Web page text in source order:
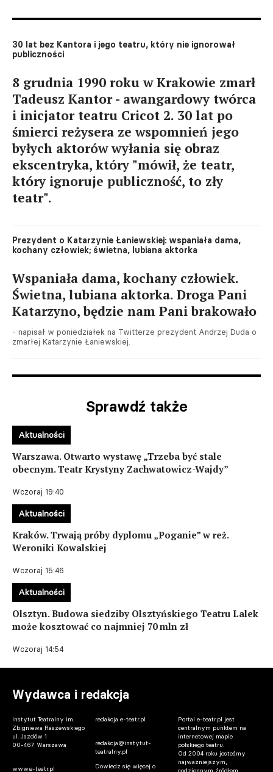
30 lat bez Kantora i jego teatru, który nie ignorował
publiczności
8 grudnia 1990 roku w Krakowie zmarł
Tadeusz Kantor - awangardowy twórca
i inicjator teatru Cricot 2. 30 lat po
śmierci reżysera ze wspomnień jego
byłych aktorów wyłania się obraz
ekscentryka, który "mówił, że teatr,
który ignoruje publiczność, to zły
teatr".
Prezydent o Katarzynie Łaniewskiej: wspaniała dama,
kochany człowiek; świetna, lubiana aktorka
Wspaniała dama, kochany człowiek.
Świetna, lubiana aktorka. Droga Pani
Katarzyno, będzie nam Pani brakowało
- napisał w poniedziałek na Twitterze prezydent Andrzej Duda o
zmarłej Katarzynie Łaniewskiej.
Sprawdź także
Warszawa. Otwarto wystawę „Trzeba być stale
obecnym. Teatr Krystyny Zachwatowicz-Wajdy”
Wczoraj 19:40
Aktualności
Kraków. Trwają próby dyplomu „Poganie” w reż.
Weroniki Kowalskiej
Wczoraj 15:46
Aktualności
Olsztyn. Budowa siedziby Olsztyńskiego Teatru Lalek
może kosztować co najmniej 70 mln zł
Wczoraj 14:54
Aktualności
Wydawca i redakcja
Instytut Teatralny im.
Zbigniewa Raszewskiego
ul. Jazdów 1
00-467 Warszawa
www.e-teatr.pl
redakcja e-teatr.pl
redakcja@instytut-
teatralny.pl
Dowiedz się więcej o
Portal e-teatr.pl jest
centralnym punktem na
internetowej mapie
polskiego teatru.
Od 2004 roku jesteśmy
najważniejszym,